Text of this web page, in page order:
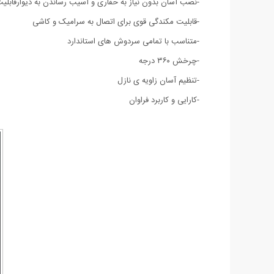
-قابلیت مکندگی قوی برای اتصال به سرامیک و کاشی
-متناسب با تمامی سردوش های استاندارد
-چرخش ۳۶۰ درجه
-تنظیم آسان زاویه ی نازل
-کارایی و کاربرد فراوان